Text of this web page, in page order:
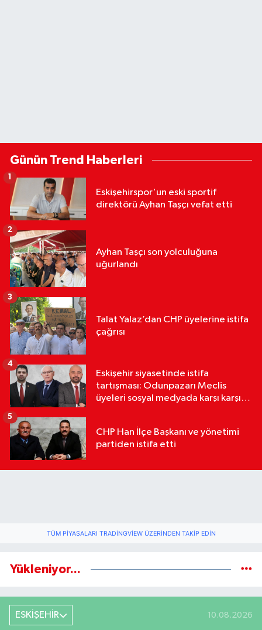
Günün Trend Haberleri
Eskişehirspor'un eski sportif
direktörü Ayhan Taşçı vefat etti
1
Ayhan Taşçı son yolculuğuna
uğurlandı
2
Talat Yalaz’dan CHP üyelerine istifa
çağrısı
3
Eskişehir siyasetinde istifa
tartışması: Odunpazarı Meclis
üyeleri sosyal medyada karşı karşıya
4
CHP Han İlçe Başkanı ve yönetimi
partiden istifa etti
5
TÜM PIYASALARI TRADINGVIEW ÜZERINDEN TAKIP EDIN
Yükleniyor...
ESKİŞEHİR 10.08.2026